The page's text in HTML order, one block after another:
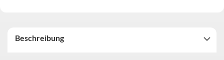
Beschreibung